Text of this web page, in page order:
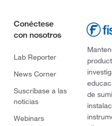
Conéctese
con nosotros
Lab Reporter
News Corner
Suscríbase a las
noticias
Webinars
de